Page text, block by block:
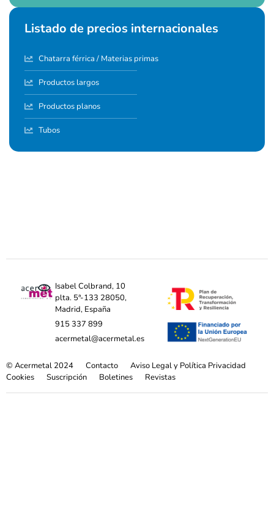
Listado de precios internacionales
Chatarra férrica / Materias primas
Productos largos
Productos planos
Tubos
Isabel Colbrand, 10
plta. 5ª-133 28050,
Madrid, España
915 337 899
acermetal@acermetal.es
© Acermetal 2024 Contacto
Aviso Legal y Política Privacidad
Cookies
Suscripción Boletines Revistas